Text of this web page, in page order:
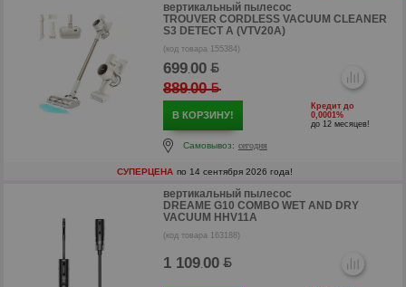
р
вертикальный пылесос
TROUVER CORDLESS VACUUM CLEANER
S3 DETECT A (VTV20A)
(код товара 155384)
699.00
889.00
В КОРЗИНУ!
Кредит до
0,0001%
до 12 месяцев!
Самовывоз: сегодня
СУПЕРЦЕНА по 14 сентября 2026 года!
вертикальный пылесос
DREAME G10 COMBO WET AND DRY
VACUUM HHV11A
(код товара 163188)
1 109.00